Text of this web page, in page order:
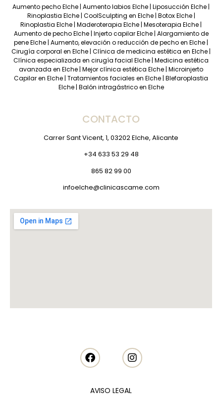
Aumento pecho Elche | Aumento labios Elche | Liposucción Elche |
Rinoplastia Elche| CoolSculpting en Elche| Botox Elche|
Rinoplastia Elche | Maderoterapia Elche | Mesoterapia Elche |
Aumento de pecho Elche| Injerto capilar Elche| Alargamiento de
pene Elche | Aumento, elevación o reducción de pecho en Elche |
Cirugía corporal en Elche | Clínica de medicina estética en Elche |
Clínica especializada en cirugía facial Elche | Medicina estética
avanzada en Elche | Mejor clínica estética Elche | Microinjerto
Capilar en Elche | Tratamientos faciales en Elche | Blefaroplastia
Elche| Balón intragástrico en Elche
CONTACTO
Carrer Sant Vicent, 1, 03202 Elche, Alicante
+34 633 53 29 48
865 82 99 00
infoelche@clinicascame.com
AVISO LEGAL